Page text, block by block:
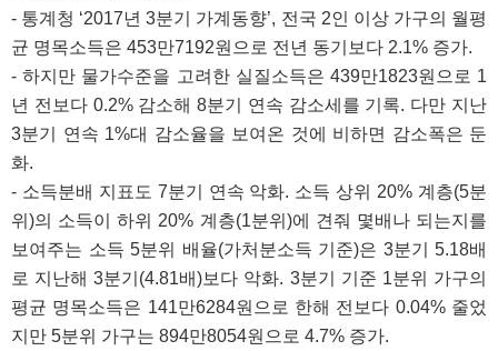
- 통계청 ‘2017년 3분기 가계동향’, 전국 2인 이상 가구의 월평
균 명목소득은 453만7192원으로 전년 동기보다 2.1% 증가.
- 하지만 물가수준을 고려한 실질소득은 439만1823원으로 1
년 전보다 0.2% 감소해 8분기 연속 감소세를 기록. 다만 지난
3분기 연속 1%대 감소율을 보여온 것에 비하면 감소폭은 둔
화.
- 소득분배 지표도 7분기 연속 악화. 소득 상위 20% 계층(5분
위)의 소득이 하위 20% 계층(1분위)에 견줘 몇배나 되는지를
보여주는 소득 5분위 배율(가처분소득 기준)은 3분기 5.18배
로 지난해 3분기(4.81배)보다 악화. 3분기 기준 1분위 가구의
평균 명목소득은 141만6284원으로 한해 전보다 0.04% 줄었
지만 5분위 가구는 894만8054원으로 4.7% 증가.